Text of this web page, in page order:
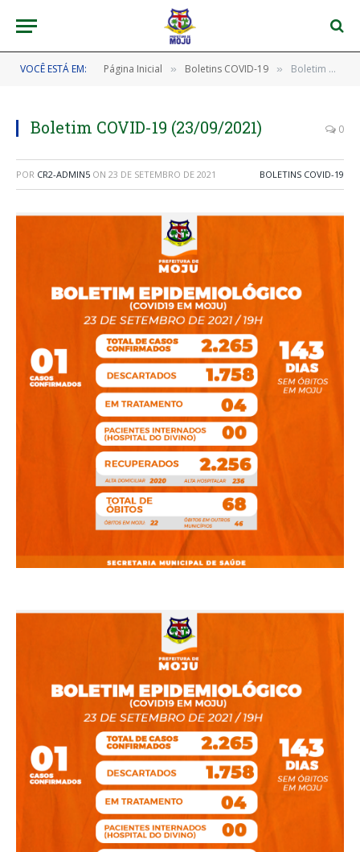
VOCÊ ESTÁ EM: Página Inicial » Boletins COVID-19 » Boletim COVID-19 (23/09/2021)
Boletim COVID-19 (23/09/2021) 0
POR CR2-ADMIN5 ON 23 DE SETEMBRO DE 2021 BOLETINS COVID-19